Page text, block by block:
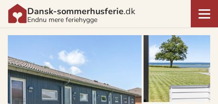
Dansk-sommerhusferie.dk
Endnu mere feriehygge